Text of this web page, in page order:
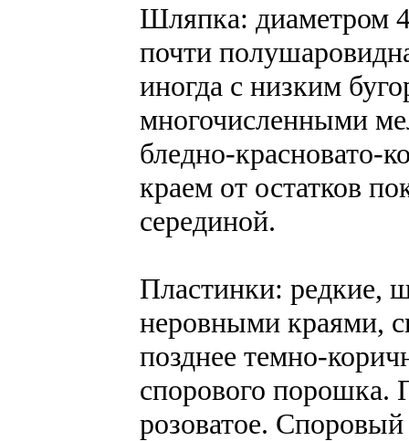
Шляпка: диаметром
почти
иногда с низким
многочисленными
бледно-красновато-
краем от остатков
серединой.
Пластинки: редкие,
неровными краями,
позднее темно-
спорового порошка.
розоватое.